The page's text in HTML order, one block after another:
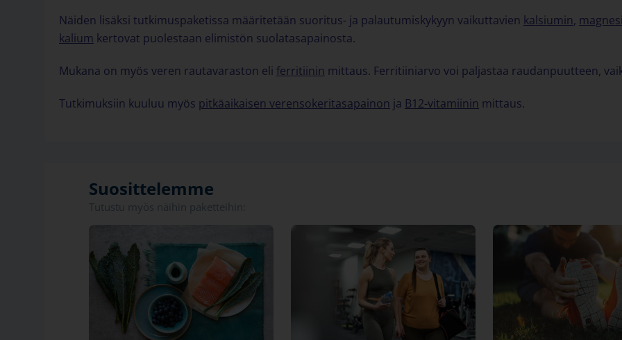
Näiden lisäksi tutkimuspaketissa määritetään suoritus- ja palautumiskykyyn vaikuttavien kalsiumin,
kalium kertovat puolestaan elimistön suolatasapainosta.
Mukana on myös veren rautavaraston eli ferritiinin mittaus. Ferritiiniarvo voi paljastaa raudanpuutteen,
Tutkimuksiin kuuluu myös pitkäaikaisen verensokeritasapainon ja B12-vitamiinin mittaus.
Suosittelemme
Tutustu myös näihin paketteihin: